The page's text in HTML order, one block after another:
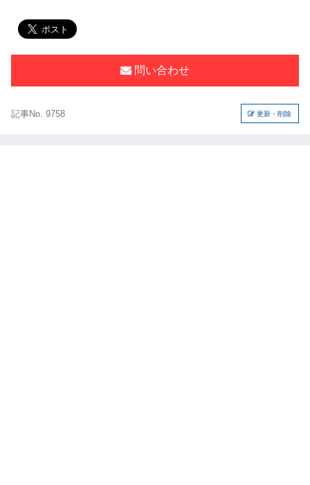
問い合わせ
記事No. 9758 更新・削除